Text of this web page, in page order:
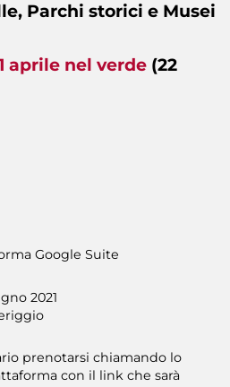
Parchi storici e Musei
aprile nel verde (22
Google Suite
2021
prenotarsi chiamando lo
con il link che sarà